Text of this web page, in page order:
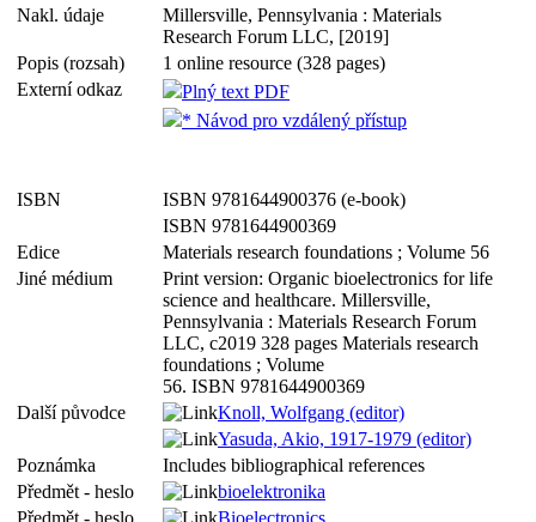
Nakl. údaje
Millersville, Pennsylvania : Materials
Research Forum LLC, [2019]
Popis (rozsah)
1 online resource (328 pages)
Externí odkaz
Plný text PDF
* Návod pro vzdálený přístup
ISBN
ISBN 9781644900376 (e-book)
ISBN 9781644900369
Edice
Materials research foundations ; Volume 56
Jiné médium
Print version: Organic bioelectronics for life
science and healthcare. Millersville,
Pennsylvania : Materials Research Forum
LLC, c2019 328 pages Materials research
foundations ; Volume
56. ISBN 9781644900369
Další původce
Knoll, Wolfgang (editor)
Yasuda, Akio, 1917-1979 (editor)
Poznámka
Includes bibliographical references
Předmět - heslo
bioelektronika
Předmět - heslo
Bioelectronics